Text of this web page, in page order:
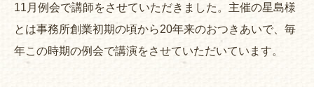
11月例会で講師をさせていただきました。主催の星島様
とは事務所創業初期の頃から20年来のおつきあいで、毎
年この時期の例会で講演をさせていただいています。